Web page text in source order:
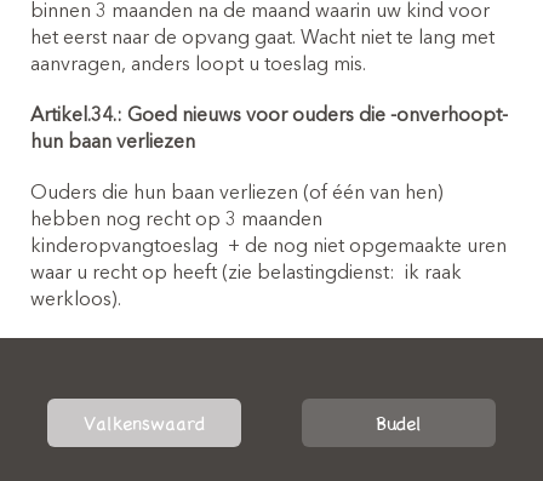
binnen 3 maanden na de maand waarin uw kind voor
het eerst naar de opvang gaat. Wacht niet te lang met
aanvragen, anders loopt u toeslag mis.
Artikel.34.: Goed nieuws voor ouders die -onverhoopt-
hun baan verliezen
Ouders die hun baan verliezen (of één van hen)
hebben nog recht op 3 maanden
kinderopvangtoeslag
+ de nog niet opgemaakte uren
waar u recht op heeft (zie belastingdienst:
ik raak
werkloos).
Valkenswaard Budel